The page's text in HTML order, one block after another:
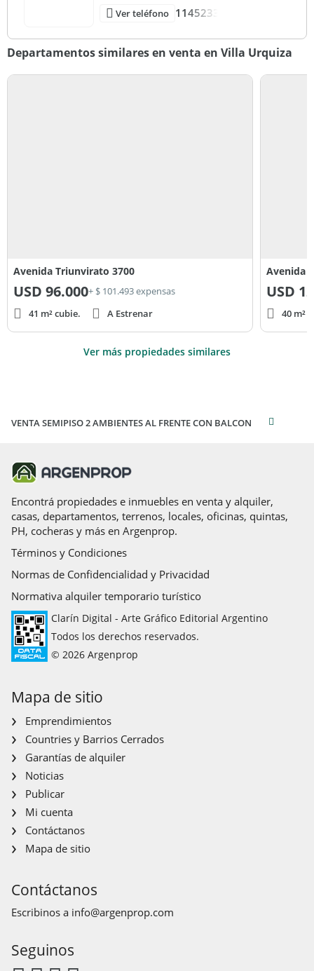
Ver teléfono 1145233
Departamentos similares en venta en Villa Urquiza
Avenida Triunvirato 3700
USD 96.000+ $ 101.493 expensas
41 m² cubie.
A Estrenar
Avenida
USD
40 m²
Ver más propiedades similares
VENTA SEMIPISO 2 AMBIENTES AL FRENTE CON BALCON
Encontrá propiedades e inmuebles en venta y alquiler,
casas, departamentos, terrenos, locales, oficinas, quintas,
PH, cocheras y más en Argenprop.
Términos y Condiciones
Normas de Confidencialidad y Privacidad
Normativa alquiler temporario turístico
Clarín Digital - Arte Gráfico Editorial Argentino
Todos los derechos reservados.
© 2026 Argenprop
Mapa de sitio
Emprendimientos
Countries y Barrios Cerrados
Garantías de alquiler
Noticias
Publicar
Mi cuenta
Contáctanos
Mapa de sitio
Contáctanos
Escribinos a info@argenprop.com
Seguinos